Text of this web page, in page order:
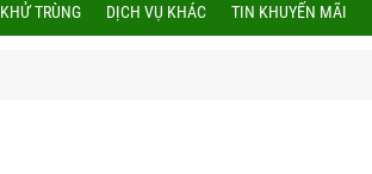
KHỬ TRÙNG DỊCH VỤ KHÁC TIN KHUYẾN MÃI